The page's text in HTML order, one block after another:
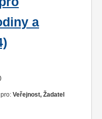
a
Veřejnost, Žadatel